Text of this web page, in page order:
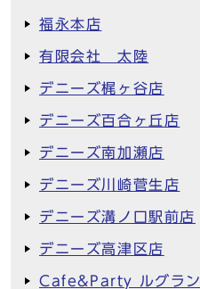
福永本店
有限会社 太陸
デニーズ梶ヶ谷店
デニーズ百合ヶ丘店
デニーズ南加瀬店
デニーズ川崎菅生店
デニーズ溝ノ口駅前店
デニーズ高津区店
Cafe&Party ルグラン